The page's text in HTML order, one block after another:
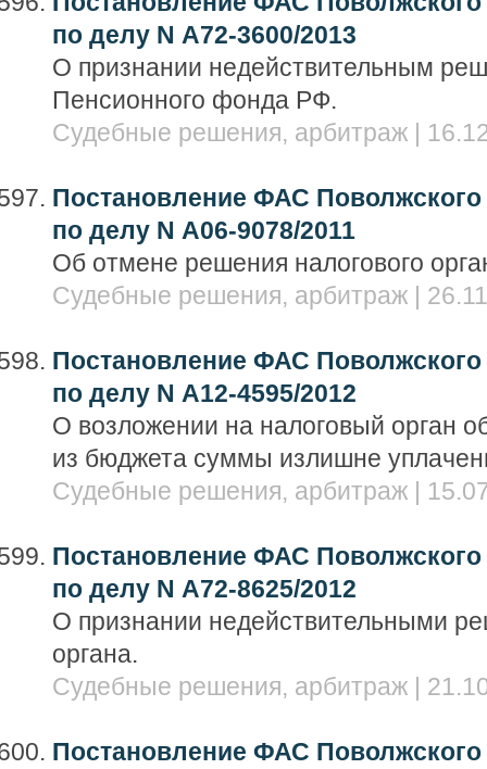
по делу N А72-3600/2013
О признании недействительным
Пенсионного фонда РФ.
Судебные решения, арбитраж |
Постановление ФАС Поволжского
по делу N А06-9078/2011
Об отмене решения налогового
Судебные решения, арбитраж |
Постановление ФАС Поволжского
по делу N А12-4595/2012
О возложении на налоговый орган
из бюджета суммы излишне
Судебные решения, арбитраж |
Постановление ФАС Поволжского
по делу N А72-8625/2012
О признании недействительными
органа.
Судебные решения, арбитраж |
Постановление ФАС Поволжского